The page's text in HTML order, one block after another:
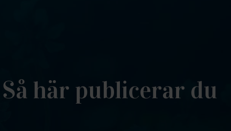
Så här publicerar du